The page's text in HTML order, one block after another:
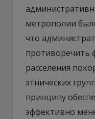
метрополии
что
противоречить
расселения
этнических
принципу
эффективно